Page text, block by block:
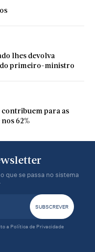
lhes devolva
do primeiro-ministro
contribuem para as
62%
que se passa no sistema
a Política de Privacidade